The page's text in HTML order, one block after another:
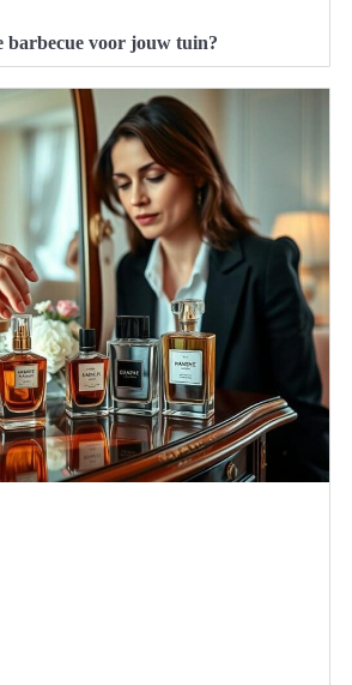
barbecue voor jouw tuin?